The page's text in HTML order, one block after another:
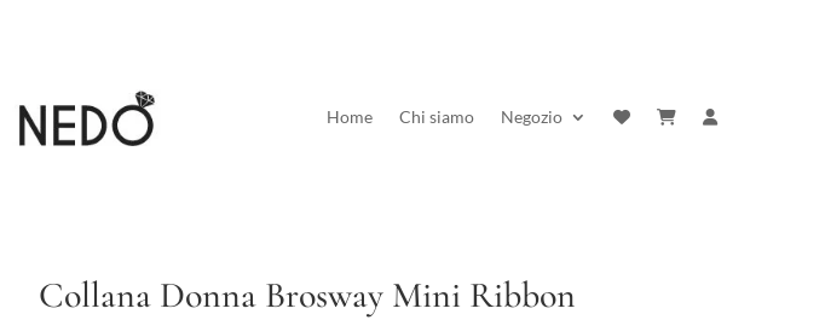
Home Chi siamo Negozio
Collana Donna Brosway Mini Ribbon